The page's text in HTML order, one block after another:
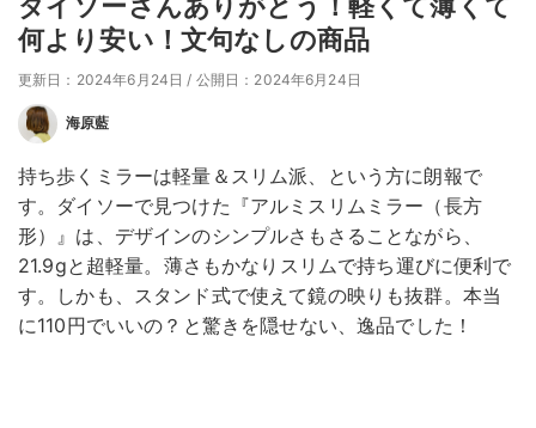
何より安い！文句なしの商品
更新日：2024年6月24日 / 公開日：2024年6月24日
海原藍
持ち歩くミラーは軽量＆スリム派、という方に朗報で
す。ダイソーで見つけた『アルミスリムミラー（長方
形）』は、デザインのシンプルさもさることながら、
21.9gと超軽量。薄さもかなりスリムで持ち運びに便利で
す。しかも、スタンド式で使えて鏡の映りも抜群。本当
に110円でいいの？と驚きを隠せない、逸品でした！